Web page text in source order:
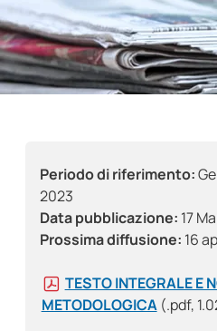
Periodo di riferimento:
2023
Data pubblicazione: 17
Prossima diffusione: 16
TESTO INTEGRALE E
METODOLOGICA (.pdf,